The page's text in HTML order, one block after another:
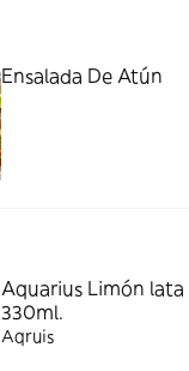
Ensalada De Atún
Aquarius Limón lata
330ml.
Aqruis